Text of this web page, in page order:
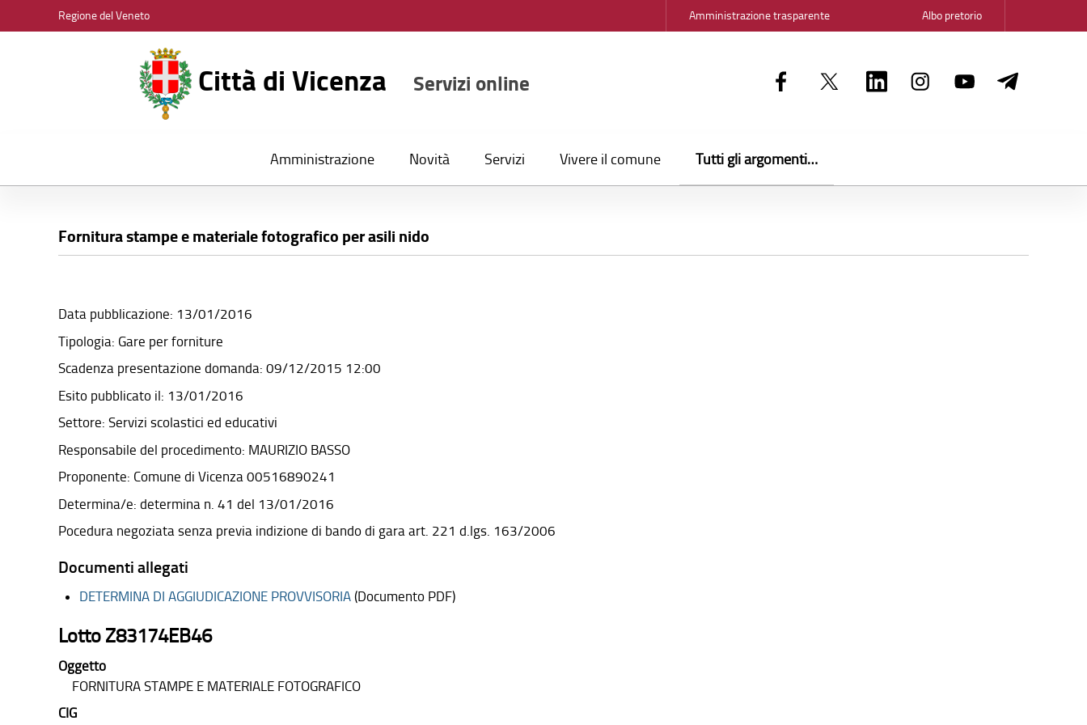
DI
Regione del Veneto Amministrazione trasparente Albo pretorio
Città di Vicenza Servizi online
Amministrazione Novità Servizi Vivere il comune Tutti gli argomenti…
Fornitura stampe e materiale fotografico per asili nido
Data pubblicazione: 13/01/2016
Tipologia: Gare per forniture
Scadenza presentazione domanda: 09/12/2015 12:00
Esito pubblicato il: 13/01/2016
Settore: Servizi scolastici ed educativi
Responsabile del procedimento: MAURIZIO BASSO
Proponente: Comune di Vicenza 00516890241
Determina/e: determina n. 41 del 13/01/2016
Pocedura negoziata senza previa indizione di bando di gara art. 221 d.lgs. 163/2006
Documenti allegati
DETERMINA DI AGGIUDICAZIONE PROVVISORIA(Documento PDF)
Lotto Z83174EB46
Oggetto
FORNITURA STAMPE E MATERIALE FOTOGRAFICO
CIG